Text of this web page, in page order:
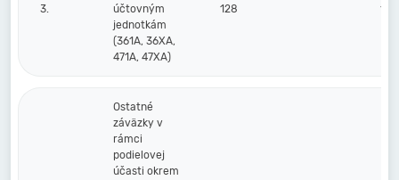
3.
účtovným
jednotkám
(361A, 36XA,
471A, 47XA)
128
Ostatné
záväzky v
rámci
podielovej
účasti okrem